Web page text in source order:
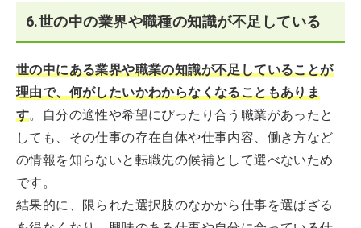
6.世の中の業界や職種の知識が不足している
世の中にある業界や職業の知識が不足していることが
理由で、何がしたいかわからなくなることもありま
す。自分の適性や希望にぴったり合う職業があったと
しても、その仕事の存在自体や仕事内容、働き方など
の情報を知らないと転職先の候補として選べないため
です。
結果的に、限られた選択肢のなかから仕事を選ばざる